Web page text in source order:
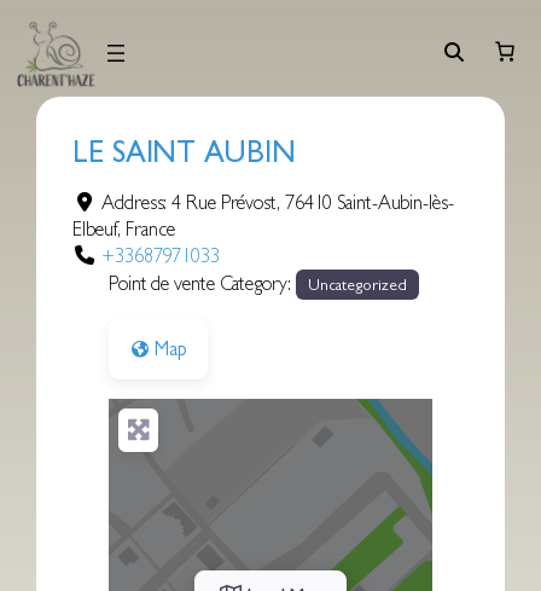
contenu
LE SAINT AUBIN
Address:4 Rue Prévost, 76410 Saint-Aubin-lès-
Elbeuf, France
+33687971033
Point de vente Category:
Uncategorized
Map